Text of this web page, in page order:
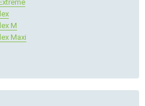
M
Maxi